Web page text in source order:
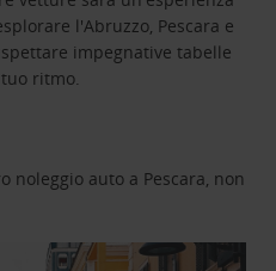
l'Abruzzo, Pescara e
impegnative tabelle
ritmo.
noleggio auto a Pescara, non